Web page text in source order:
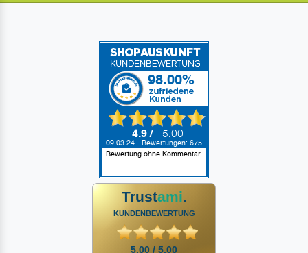
Trustami.
KUNDENBEWERTUNG
5,00 / 5,00